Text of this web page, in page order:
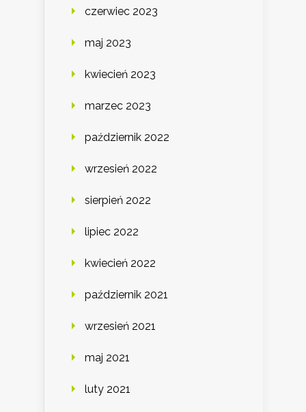
czerwiec 2023
maj 2023
kwiecień 2023
marzec 2023
październik 2022
wrzesień 2022
sierpień 2022
lipiec 2022
kwiecień 2022
październik 2021
wrzesień 2021
maj 2021
luty 2021